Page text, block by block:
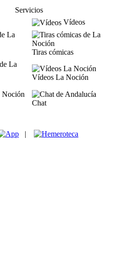
Servicios
Vídeos
Tiras cómicas
Vídeos La Noción
Chat
|